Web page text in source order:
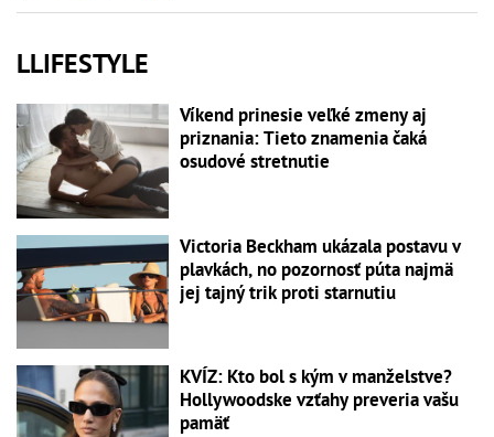
LLIFESTYLE
Víkend prinesie veľké zmeny aj
priznania: Tieto znamenia čaká
osudové stretnutie
Victoria Beckham ukázala postavu v
plavkách, no pozornosť púta najmä
jej tajný trik proti starnutiu
KVÍZ: Kto bol s kým v manželstve?
Hollywoodske vzťahy preveria vašu
pamäť